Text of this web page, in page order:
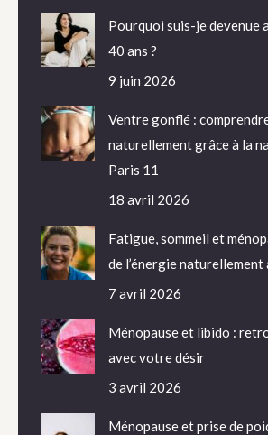
Pourquoi suis-je devenue
40 ans ?
9 juin 2026
Ventre gonflé :
naturellement grâce à la
Paris 11
18 avril 2026
Fatigue, sommeil et
de l’énergie naturellement
7 avril 2026
Ménopause et libido :
avec votre désir
3 avril 2026
Ménopause et prise de